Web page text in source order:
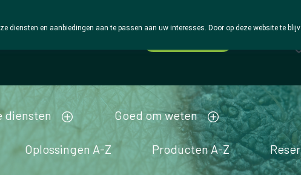
diensten Goed om weten
Oplossingen A-Z Producten A-Z
diensten en aanbiedingen aan te passen aan uw interesses. Door op deze website te